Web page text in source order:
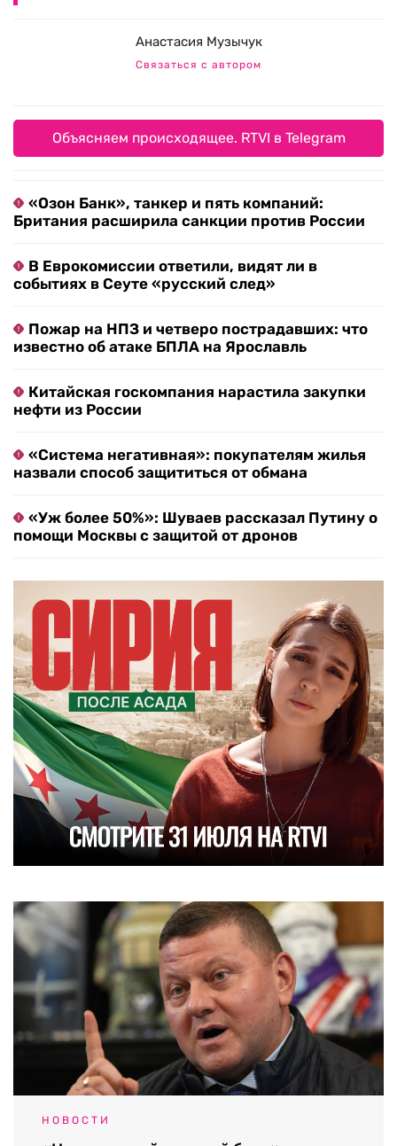
Анастасия Музычук
Связаться с автором
Объясняем происходящее. RTVI в Telegram
«Озон Банк», танкер и пять компаний:
Британия расширила санкции против России
В Еврокомиссии ответили, видят ли в
событиях в Сеуте «русский след»
Пожар на НПЗ и четверо пострадавших: что
известно об атаке БПЛА на Ярославль
Китайская госкомпания нарастила закупки
нефти из России
«Система негативная»: покупателям жилья
назвали способ защититься от обмана
«Уж более 50%»: Шуваев рассказал Путину о
помощи Москвы с защитой от дронов
НОВОСТИ